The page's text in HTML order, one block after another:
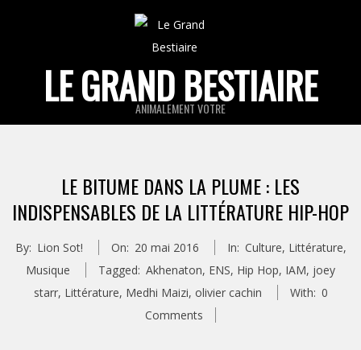
LE GRAND BESTIAIRE
ANIMALEMENT VOTRE
LE BITUME DANS LA PLUME : LES
INDISPENSABLES DE LA LITTÉRATURE HIP-HOP
By: Lion Sot! On: 20 mai 2016 In: Culture, Littérature,
Musique
Tagged: Akhenaton, ENS, Hip Hop, IAM, joey
starr, Littérature, Medhi Maizi, olivier cachin With: 0
Comments